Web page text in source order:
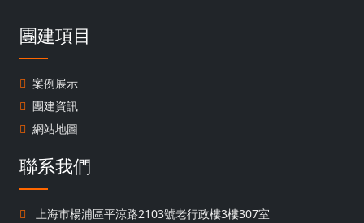
團建項目
案例展示
團建資訊
網站地圖
聯系我們
上海市楊浦區平涼路2103號老行政樓3樓307室